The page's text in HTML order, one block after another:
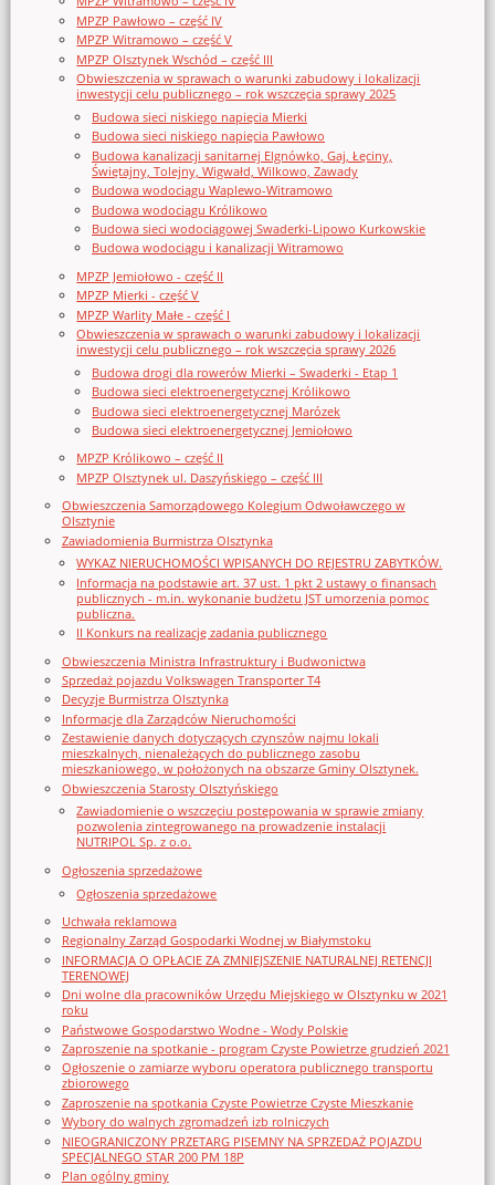
MPZP Pawłowo – część IV
MPZP Witramowo – część V
MPZP Olsztynek Wschód – część III
Obwieszczenia w sprawach o warunki zabudowy i lokalizacji
inwestycji celu publicznego – rok wszczęcia sprawy 2025
Budowa sieci niskiego napięcia Mierki
Budowa sieci niskiego napięcia Pawłowo
Budowa kanalizacji sanitarnej Elgnówko, Gaj, Łęciny,
Świętajny, Tolejny, Wigwałd, Wilkowo, Zawady
Budowa wodociągu Waplewo-Witramowo
Budowa wodociągu Królikowo
Budowa sieci wodociągowej Swaderki-Lipowo Kurkowskie
Budowa wodociągu i kanalizacji Witramowo
MPZP Jemiołowo - część II
MPZP Mierki - część V
MPZP Warlity Małe - część I
Obwieszczenia w sprawach o warunki zabudowy i lokalizacji
inwestycji celu publicznego – rok wszczęcia sprawy 2026
Budowa drogi dla rowerów Mierki – Swaderki - Etap 1
Budowa sieci elektroenergetycznej Królikowo
Budowa sieci elektroenergetycznej Marózek
Budowa sieci elektroenergetycznej Jemiołowo
MPZP Królikowo – część II
MPZP Olsztynek ul. Daszyńskiego – część III
Obwieszczenia Samorządowego Kolegium Odwoławczego w
Olsztynie
Zawiadomienia Burmistrza Olsztynka
WYKAZ NIERUCHOMOŚCI WPISANYCH DO REJESTRU ZABYTKÓW.
Informacja na podstawie art. 37 ust. 1 pkt 2 ustawy o finansach
publicznych - m.in. wykonanie budżetu JST umorzenia pomoc
publiczna.
II Konkurs na realizację zadania publicznego
Obwieszczenia Ministra Infrastruktury i Budwonictwa
Sprzedaż pojazdu Volkswagen Transporter T4
Decyzje Burmistrza Olsztynka
Informacje dla Zarządców Nieruchomości
Zestawienie danych dotyczących czynszów najmu lokali
mieszkalnych, nienależących do publicznego zasobu
mieszkaniowego, w położonych na obszarze Gminy Olsztynek.
Obwieszczenia Starosty Olsztyńskiego
Zawiadomienie o wszczęciu postępowania w sprawie zmiany
pozwolenia zintegrowanego na prowadzenie instalacji
NUTRIPOL Sp. z o.o.
Ogłoszenia sprzedażowe
Ogłoszenia sprzedażowe
Uchwała reklamowa
Regionalny Zarząd Gospodarki Wodnej w Białymstoku
INFORMACJA O OPŁACIE ZA ZMNIEJSZENIE NATURALNEJ RETENCJI
TERENOWEJ
Dni wolne dla pracowników Urzędu Miejskiego w Olsztynku w 2021
roku
Państwowe Gospodarstwo Wodne - Wody Polskie
Zaproszenie na spotkanie - program Czyste Powietrze grudzień 2021
Ogłoszenie o zamiarze wyboru operatora publicznego transportu
zbiorowego
Zaproszenie na spotkania Czyste Powietrze Czyste Mieszkanie
Wybory do walnych zgromadzeń izb rolniczych
NIEOGRANICZONY PRZETARG PISEMNY NA SPRZEDAŻ POJAZDU
SPECJALNEGO STAR 200 PM 18P
Plan ogólny gminy